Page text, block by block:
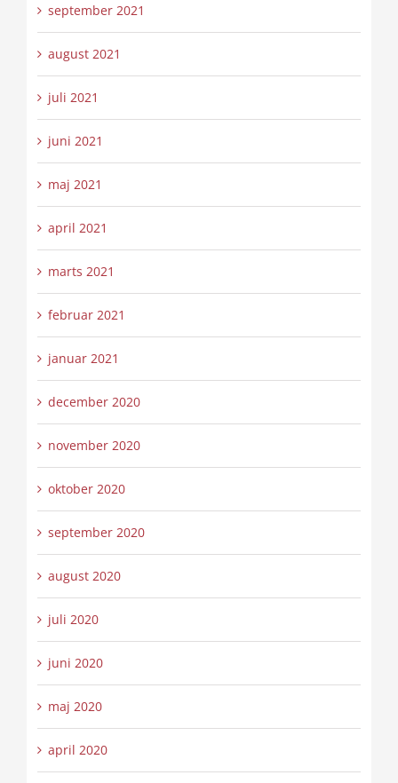
september 2021
august 2021
juli 2021
juni 2021
maj 2021
april 2021
marts 2021
februar 2021
januar 2021
december 2020
november 2020
oktober 2020
september 2020
august 2020
juli 2020
juni 2020
maj 2020
april 2020